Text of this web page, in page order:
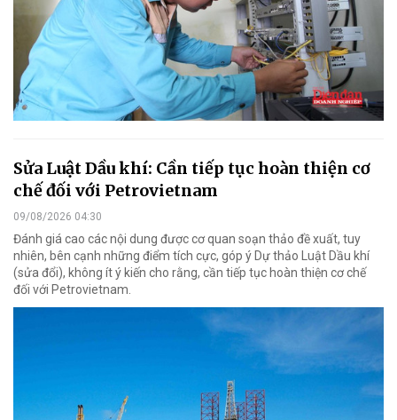
Sửa Luật Dầu khí: Cần tiếp tục hoàn thiện cơ
chế đối với Petrovietnam
09/08/2026 04:30
Đánh giá cao các nội dung được cơ quan soạn thảo đề xuất, tuy
nhiên, bên cạnh những điểm tích cực, góp ý Dự thảo Luật Dầu khí
(sửa đổi), không ít ý kiến cho rằng, cần tiếp tục hoàn thiện cơ chế
đối với Petrovietnam.